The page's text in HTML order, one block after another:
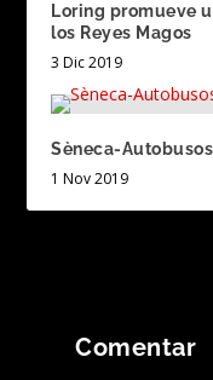
Loring promueve
los Reyes Magos
3 Dic 2019
Sèneca-
1 Nov 2019
Comentar